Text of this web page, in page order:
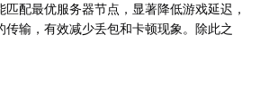
匹配最优服务器节点，显著降低游戏延迟，
传输，有效减少丢包和卡顿现象。除此之